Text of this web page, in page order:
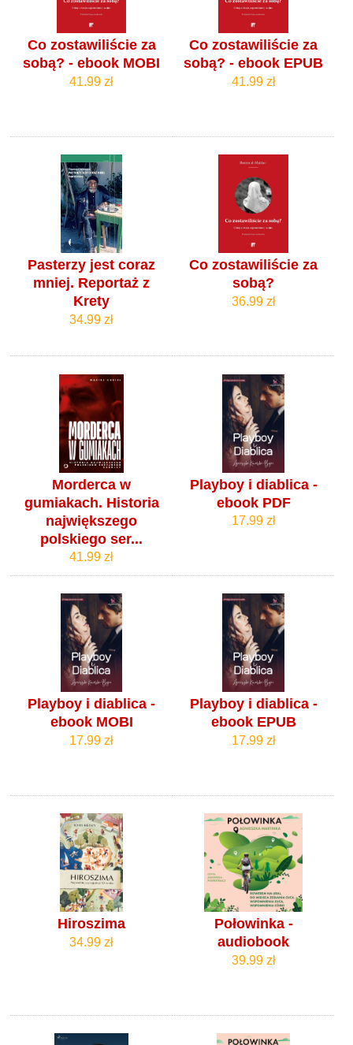
Co zostawiliście za
sobą? - ebook MOBI
41.99 zł
Co zostawiliście za
sobą? - ebook EPUB
41.99 zł
Pasterzy jest coraz
mniej. Reportaż z
Krety
34.99 zł
Co zostawiliście za
sobą?
36.99 zł
Morderca w
gumiakach. Historia
największego
polskiego ser...
41.99 zł
Playboy i diablica -
ebook PDF
17.99 zł
Playboy i diablica -
ebook MOBI
17.99 zł
Playboy i diablica -
ebook EPUB
17.99 zł
Hiroszima
34.99 zł
Połowinka -
audiobook
39.99 zł